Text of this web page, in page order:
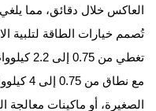
العاكس خلال دقائق، مما
مع نطاق
الصغيرة، أو ماكينات معالجة